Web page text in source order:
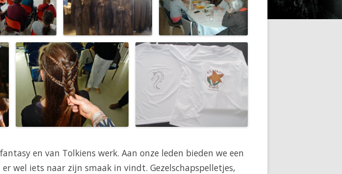
en van Tolkiens werk. Aan onze leden bieden we een
wel iets naar zijn smaak in vindt. Gezelschapspelletjes,